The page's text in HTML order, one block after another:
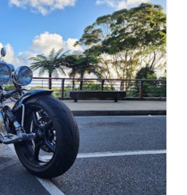
个地点享用。
Gallery（长岬葡萄园和艺
提供当地艺术品和来自黑斯
他们著名的茶色波特酒或清
的木质露台上放松身心。
戈迷宫酒庄）。这家酒庄种
所有葡萄酒。漫步、奔跑，
一片令人惊叹的、由紫菀树
的绝佳去处。